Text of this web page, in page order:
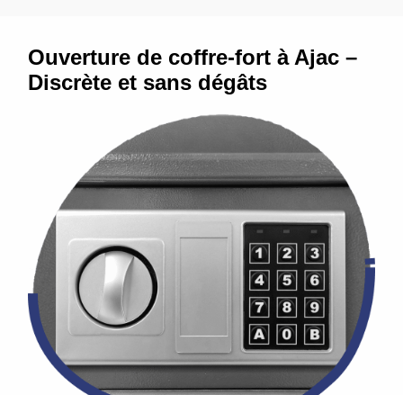
Ouverture de coffre-fort à Ajac –
Discrète et sans dégâts